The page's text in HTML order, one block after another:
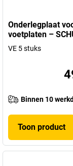
Onderlegplaat
voetplaten –
VE 5 stuks
Binnen 10
Toon product